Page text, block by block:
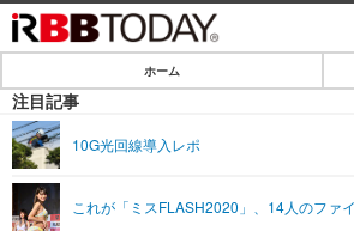
IT・デジタル
SPEED TEST
ホーム
注目記事
10G光回線導入レポ
これが「ミスFLASH2020」、14人のファ